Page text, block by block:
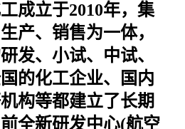
成立于2010年，集
产、销售为一体，
发、小试、中试、
的化工企业、国内
构等都建立了长期
全新研发中心(航空